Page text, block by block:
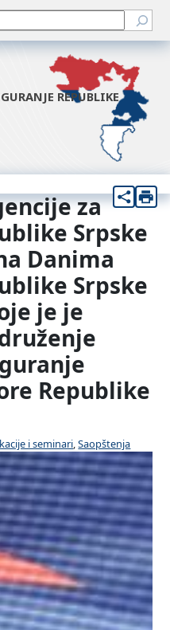
REPUBLIKE
za
Srpske
Danima
Srpske
je je
Republike
i seminari, Saopštenja